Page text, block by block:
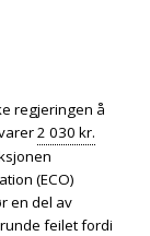
regjeringen å
2 030 kr.
(ECO)
en del av
feilet fordi